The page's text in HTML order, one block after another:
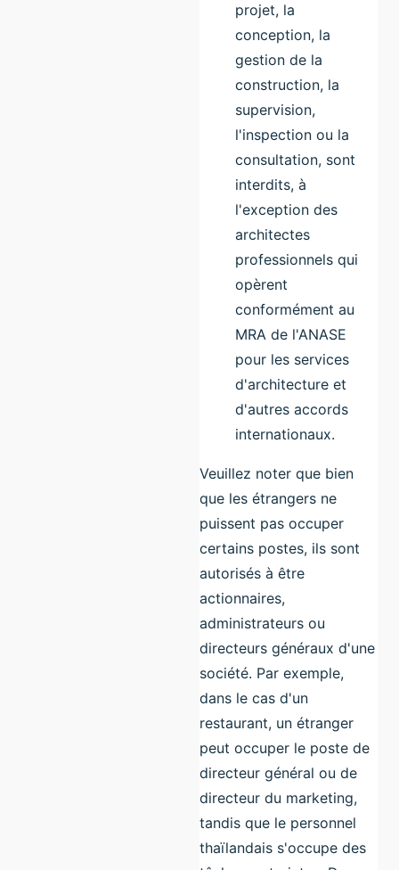
projet, la
conception, la
gestion de la
construction, la
supervision,
l'inspection ou la
consultation, sont
interdits, à
l'exception des
architectes
professionnels qui
opèrent
conformément au
MRA de l'ANASE
pour les services
d'architecture et
d'autres accords
internationaux.
Veuillez noter que bien
que les étrangers ne
puissent pas occuper
certains postes, ils sont
autorisés à être
actionnaires,
administrateurs ou
directeurs généraux d'une
société. Par exemple,
dans le cas d'un
restaurant, un étranger
peut occuper le poste de
directeur général ou de
directeur du marketing,
tandis que le personnel
thaïlandais s'occupe des